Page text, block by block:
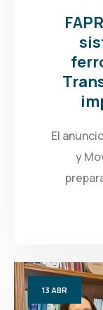
El
y
13 ABR